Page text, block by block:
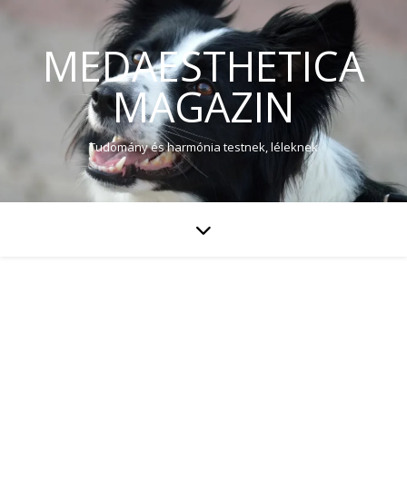
MEDAESTHETICA
MAGAZIN
Tudomány és harmónia testnek, léleknek